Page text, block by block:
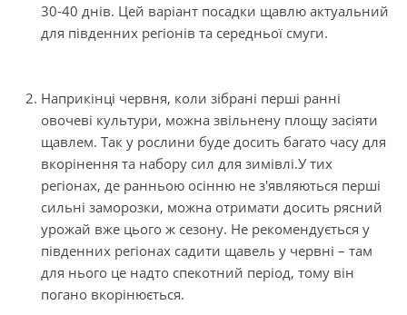
30-40 днів. Цей варіант посадки щавлю актуальний
для південних регіонів та середньої смуги.
Наприкінці червня, коли зібрані перші ранні
овочеві культури, можна звільнену площу засіяти
щавлем. Так у рослини буде досить багато часу для
вкорінення та набору сил для зимівлі.У тих
регіонах, де ранньою осінню не з'являються перші
сильні заморозки, можна отримати досить рясний
урожай вже цього ж сезону. Не рекомендується у
південних регіонах садити щавель у червні – там
для нього це надто спекотний період, тому він
погано вкорінюється.